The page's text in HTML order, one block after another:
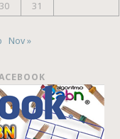
30 31
Nov »